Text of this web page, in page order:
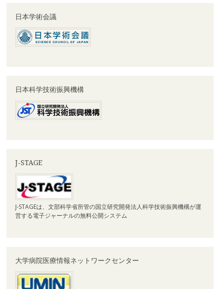
日本学術会議
日本科学技術振興機構
J-STAGE
J-STAGEは、文部科学省所管の国立研究開発法人科学技術振興機構が運
営する電子ジャーナルの無料公開システム
大学病院医療情報ネットワークセンター